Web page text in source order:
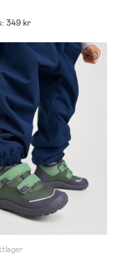
349 kr